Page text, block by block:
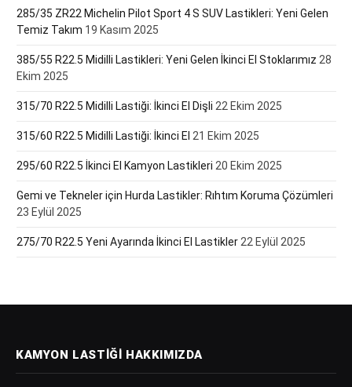
285/35 ZR22 Michelin Pilot Sport 4 S SUV Lastikleri: Yeni Gelen
Temiz Takım 19 Kasım 2025
385/55 R22.5 Midilli Lastikleri: Yeni Gelen İkinci El Stoklarımız 28
Ekim 2025
315/70 R22.5 Midilli Lastiği: İkinci El Dişli 22 Ekim 2025
315/60 R22.5 Midilli Lastiği: İkinci El 21 Ekim 2025
295/60 R22.5 İkinci El Kamyon Lastikleri 20 Ekim 2025
Gemi ve Tekneler için Hurda Lastikler: Rıhtım Koruma Çözümleri
23 Eylül 2025
275/70 R22.5 Yeni Ayarında İkinci El Lastikler 22 Eylül 2025
KAMYON LASTIĞI HAKKIMIZDA